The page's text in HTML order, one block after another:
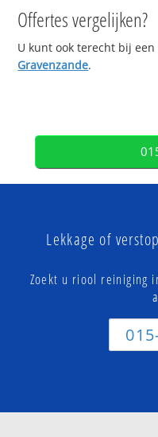
Offertes vergelijken?
U kunt ook terecht bij
Gravenzande.
Lekkage of
Zoekt u riool reiniging